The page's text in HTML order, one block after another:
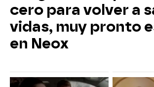
cero para volver a
vidas, muy pronto
en Neox